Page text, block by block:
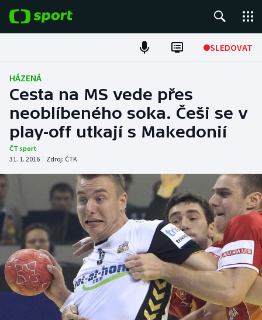
SLEDOVAT
Fotbal
Hokej
Tenis
Atletika
Cyklistika
DALŠÍ SPORTY
Americký fotbal
Baseball a softbal
Basketbal
NEPŘEHLÉDNĚTE
Soutěže
Historické návraty
HÁZENÁ
Cesta na MS vede přes
neoblíbeného soka. Češi se v
play-off utkají s Makedonií
ČT sport
31. 1. 2016 | Zdroj: ČTK